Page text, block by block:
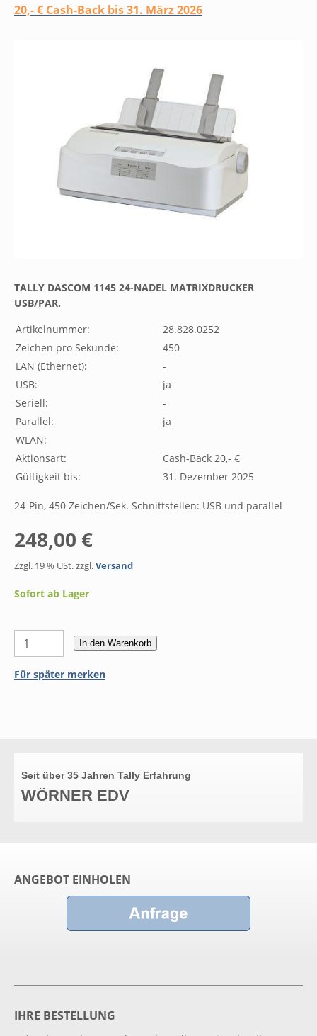
20,- € Cash-Back bis 31. März 2026
TALLY DASCOM 1145 24-NADEL MATRIXDRUCKER
USB/PAR.
Artikelnummer:
28.828.0252
Zeichen pro Sekunde:
450
LAN (Ethernet):
-
USB:
ja
Seriell:
-
Parallel:
ja
WLAN:
Aktionsart:
Cash-Back 20,- €
Gültigkeit bis:
31. Dezember 2025
24-Pin, 450 Zeichen/Sek. Schnittstellen: USB und parallel
248,00 €
Zzgl. 19 % USt. zzgl.Versand
Sofort ab Lager
In den Warenkorb
Für später merken
Seit über 35 Jahren Tally Erfahrung
WÖRNER EDV
ANGEBOT EINHOLEN
IHRE BESTELLUNG